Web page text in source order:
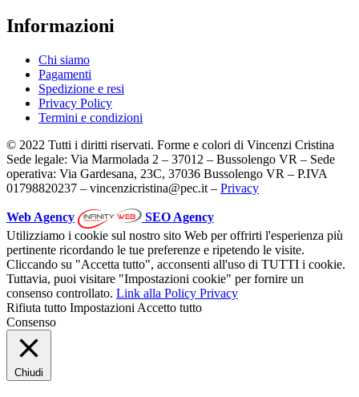
Informazioni
Chi siamo
Pagamenti
Spedizione e resi
Privacy Policy
Termini e condizioni
© 2022 Tutti i diritti riservati. Forme e colori di Vincenzi Cristina
Sede legale: Via Marmolada 2 – 37012 – Bussolengo VR – Sede
operativa: Via Gardesana, 23C, 37036 Bussolengo VR – P.IVA
01798820237 – vincenzicristina@pec.it – Privacy
Web Agency
SEO Agency
Utilizziamo i cookie sul nostro sito Web per offrirti l'esperienza più
pertinente ricordando le tue preferenze e ripetendo le visite.
Cliccando su "Accetta tutto", acconsenti all'uso di TUTTI i cookie.
Tuttavia, puoi visitare "Impostazioni cookie" per fornire un
consenso controllato. Link alla Policy Privacy
Rifiuta tutto Impostazioni Accetto tutto
Consenso
Chiudi